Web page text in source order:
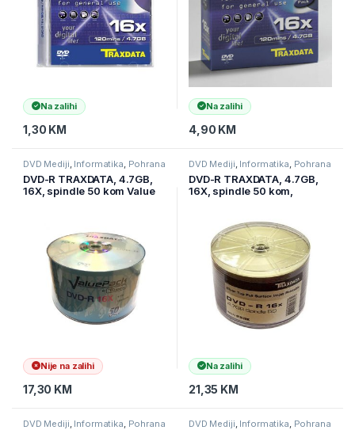
Na zalihi
1,30 KM
Na zalihi
4,90 KM
DVD Mediji Informatika Pohrana
DVD-R TRAXDATA, 4.7GB,
16X, spindle 50 kom Value
Nije na zalihi
17,30 KM
DVD Mediji Informatika Pohrana
DVD-R TRAXDATA, 4.7GB,
16X, spindle 50 kom,
Na zalihi
21,35 KM
DVD Mediji, Informatika, Pohrana DVD Mediji, Informatika, Pohrana